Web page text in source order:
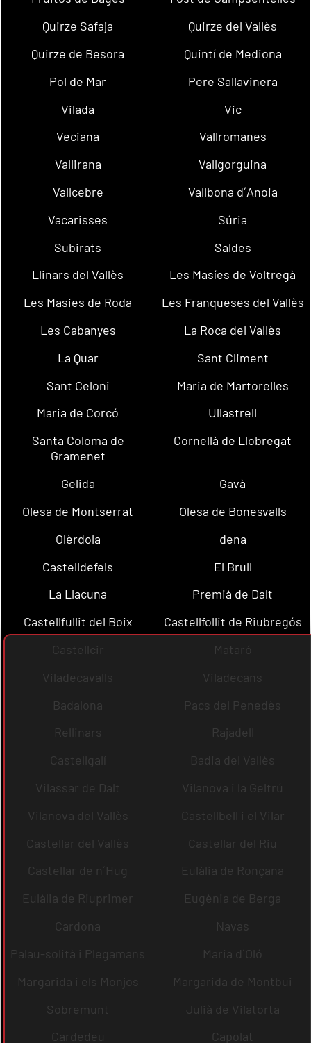
Quirze Safaja
Quirze del Vallès
Quirze de Besora
Quintí de Mediona
Pol de Mar
Pere Sallavinera
Vilada
Vic
Veciana
Vallromanes
Vallirana
Vallgorguina
Vallcebre
Vallbona d´Anoia
Vacarisses
Súria
Subirats
Saldes
Llinars del Vallès
Les Masíes de Voltregà
Les Masies de Roda
Les Franqueses del Vallès
Les Cabanyes
La Roca del Vallès
La Quar
Sant Climent
Sant Celoni
Maria de Martorelles
Maria de Corcó
Ullastrell
Santa Coloma de
Gramenet
Cornellà de Llobregat
Gelida
Gavà
Olesa de Montserrat
Olesa de Bonesvalls
Olèrdola
dena
Castelldefels
El Brull
La Llacuna
Premià de Dalt
Castellfullit del Boix
Castellfollit de Riubregós
Castellcir
Mataró
Viladecavalls
Viladecans
Badalona
Pacs del Penedès
Rellinars
Rajadell
Castellgalí
Badia del Vallès
Vilassar de Dalt
Vilanova i la Geltrú
Vilanova del Vallès
Castellbell i el Vilar
Castellar del Vallès
Castellar del Riu
Castellar de n´Hug
Eulàlia de Ronçana
Eulàlia de Riuprimer
Eugènia de Berga
Cardona
Navas
Palau-solità i Plegamans
Maria d´Oló
Margarida i els Monjos
Margarida de Montbui
Sobremunt
Julià de Vilatorta
Cardedeu
Capolat